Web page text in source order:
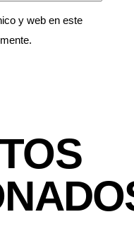
y web en este